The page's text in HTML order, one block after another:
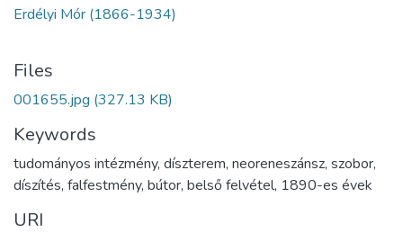
Erdélyi Mór (1866-1934)
Files
001655.jpg (327.13 KB)
Keywords
tudományos intézmény, díszterem, neoreneszánsz, szobor,
díszítés, falfestmény, bútor, belső felvétel, 1890-es évek
URI